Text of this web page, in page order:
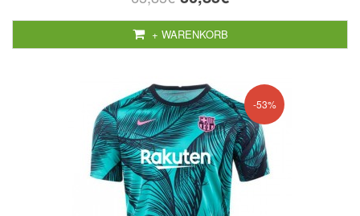
+ WARENKORB
-53%